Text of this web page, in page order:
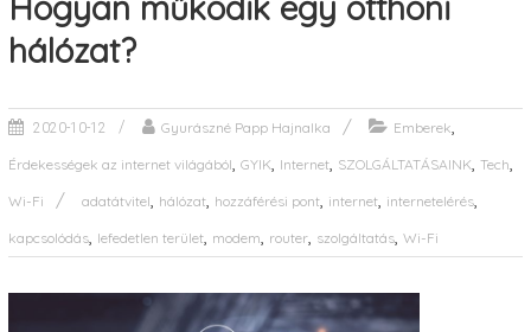
hálózat?
2020-10-12 Gyurászné Papp Hajnalka Emberek,
Érdekességek az internet világából, GYIK, Internet, SZOLGÁLTATÁSAINK, Tech,
Wi-Fi adatátvitel, hálózat, hozzáférési pont, internet, internetelérés,
kapcsolódás, lefedetlen terület, modem, router, szolgáltatás, Wi-Fi